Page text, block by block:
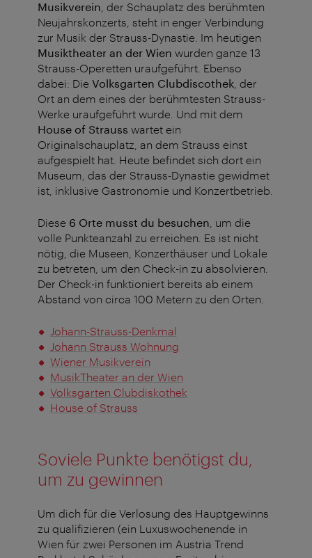
Musikverein , der Schauplatz des berühmten
Neujahrskonzerts, steht in enger Verbindung
zur Musik der Strauss-Dynastie. Im heutigen
Musiktheater an der Wien wurden ganze 13
Strauss-Operetten uraufgeführt. Ebenso
dabei: Die Volksgarten Clubdiscothek , der
Ort an dem eines der berühmtesten Strauss-
Werke uraufgeführt wurde. Und mit dem
House of Strauss wartet ein
Originalschauplatz, an dem Strauss einst
aufgespielt hat. Heute befindet sich dort ein
Museum, das der Strauss-Dynastie gewidmet
ist, inklusive Gastronomie und Konzertbetrieb.
Diese 6 Orte musst du besuchen , um die
volle Punkteanzahl zu erreichen. Es ist nicht
nötig, die Museen, Konzerthäuser und Lokale
zu betreten, um den Check-in zu absolvieren.
Der Check-in funktioniert bereits ab einem
Abstand von circa 100 Metern zu den Orten.
Johann-Strauss-Denkmal
Johann Strauss Wohnung
Wiener Musikverein
MusikTheater an der Wien
Volksgarten Clubdiskothek
House of Strauss
Soviele Punkte benötigst du,
um zu gewinnen
Um dich für die Verlosung des Hauptgewinns
zu qualifizieren (ein Luxuswochenende in
Wien für zwei Personen im Austria Trend